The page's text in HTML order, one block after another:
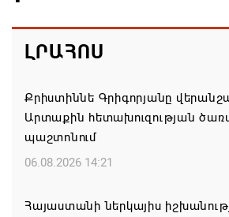
ԼՐԱՀՈՍ
Քրիստիննե Գրիգորյանը
Արտաքին հետախուզության
պաշտոնում
06.08.2026 14:21
Հայաստանի ներկայիս